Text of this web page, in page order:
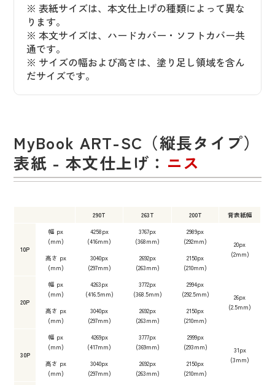
※ 表紙サイズは、本文仕上げの種類によって異な
ります。
※ 本文サイズは、ハードカバー・ソフトカバー共
通です。
※ サイズの幅および高さは、塗り足し領域を含ん
だサイズです。
MyBook ART-SC（縦長タイプ）
表紙 - 本文仕上げ： ニス
290T 263T 200T 背表紙幅
10P
幅 px
(mm)
4258px
(416mm)
3767px
(368mm)
2989px
(292mm)
20px
(2mm)
高さ px
(mm)
3040px
(297mm)
2692px
(263mm)
2150px
(210mm)
20P
幅 px
(mm)
4263px
(416.5mm)
3772px
(368.5mm)
2994px
(292.5mm)
26px
(2.5mm)
高さ px
(mm)
3040px
(297mm)
2692px
(263mm)
2150px
(210mm)
30P
幅 px
(mm)
4269px
(417mm)
3777px
(369mm)
2999px
(293mm)
31px
(3mm)
高さ px
(mm)
3040px
(297mm)
2692px
(263mm)
2150px
(210mm)